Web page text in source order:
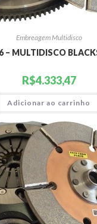
Embreagem Multidisco
– MULTIDISCO
R$4.333,47
Adicionar ao carrinho